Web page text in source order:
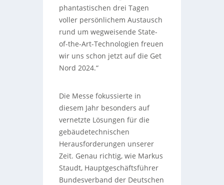
phantastischen drei Tagen
voller persönlichem Austausch
rund um wegweisende State-
of-the-Art-Technologien freuen
wir uns schon jetzt auf die Get
Nord 2024.“
Die Messe fokussierte in
diesem Jahr besonders auf
vernetzte Lösungen für die
gebäudetechnischen
Herausforderungen unserer
Zeit. Genau richtig, wie Markus
Staudt, Hauptgeschäftsführer
Bundesverband der Deutschen